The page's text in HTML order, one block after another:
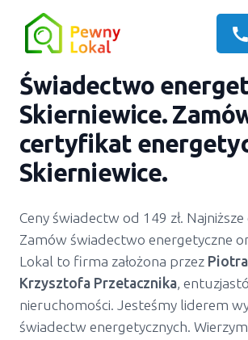
call
Świadectwo
Skierniewice.
certyfikat
Skierniewice.
Ceny świadectw od 149 zł.
Zamów świadectwo energetyczne
Lokal to firma założona przez
Krzysztofa Przetacznika,
nieruchomości. Jesteśmy liderem
świadectw energetycznych.